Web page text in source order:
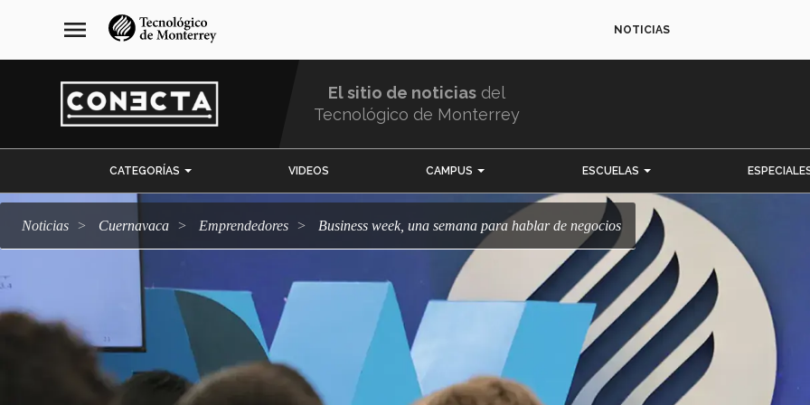
navegación
principal
menu NOTICIAS
El sitio de noticias del
Tecnológico de Monterrey
CATEGORÍAS VIDEOS CAMPUS ESCUELAS
Noticias Cuernavaca emprendedores Business week, una semana para hablar de negocios